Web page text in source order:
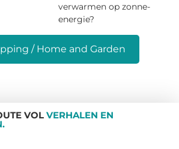
verwarmen op zonne-
energie?
/ Home and Garden
VOL VERHALEN EN